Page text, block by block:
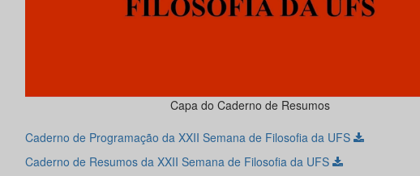
Capa do Caderno de Resumos
Caderno de Programação da XXII Semana de Filosofia da UFS
Caderno de Resumos da XXII Semana de Filosofia da UFS